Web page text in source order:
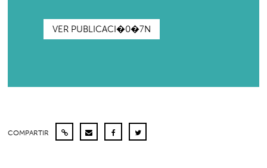
VER PUBLICACI�0�7N
COMPARTIR